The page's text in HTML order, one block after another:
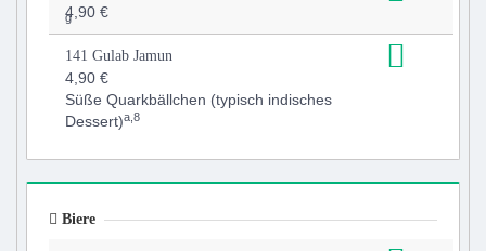
4,90 €
g
141 Gulab Jamun
4,90 €
Süße Quarkbällchen (typisch indisches
Dessert)a,8
Biere